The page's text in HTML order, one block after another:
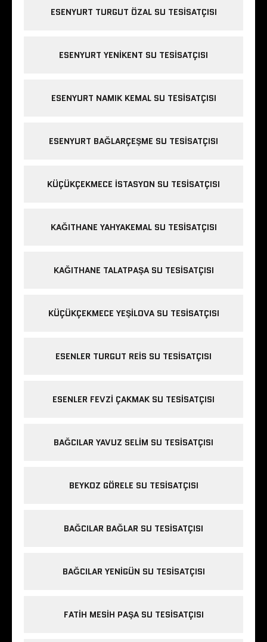
ESENYURT TURGUT ÖZAL SU TESISATÇISI
ESENYURT YENIKENT SU TESISATÇISI
ESENYURT NAMIK KEMAL SU TESISATÇISI
ESENYURT BAĞLARÇEŞME SU TESISATÇISI
KÜÇÜKÇEKMECE ISTASYON SU TESISATÇISI
KAĞITHANE YAHYAKEMAL SU TESISATÇISI
KAĞITHANE TALATPAŞA SU TESISATÇISI
KÜÇÜKÇEKMECE YEŞILOVA SU TESISATÇISI
ESENLER TURGUT REIS SU TESISATÇISI
ESENLER FEVZI ÇAKMAK SU TESISATÇISI
BAĞCILAR YAVUZ SELIM SU TESISATÇISI
BEYKOZ GÖRELE SU TESISATÇISI
BAĞCILAR BAĞLAR SU TESISATÇISI
BAĞCILAR YENIGÜN SU TESISATÇISI
FATIH MESIH PAŞA SU TESISATÇISI